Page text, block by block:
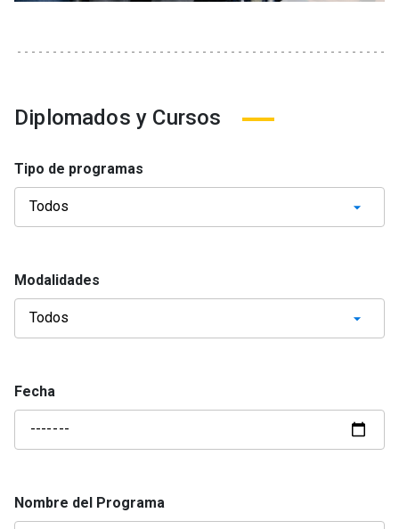
Diplomados y Cursos
Tipo de programas
Modalidades
Fecha
Nombre del Programa